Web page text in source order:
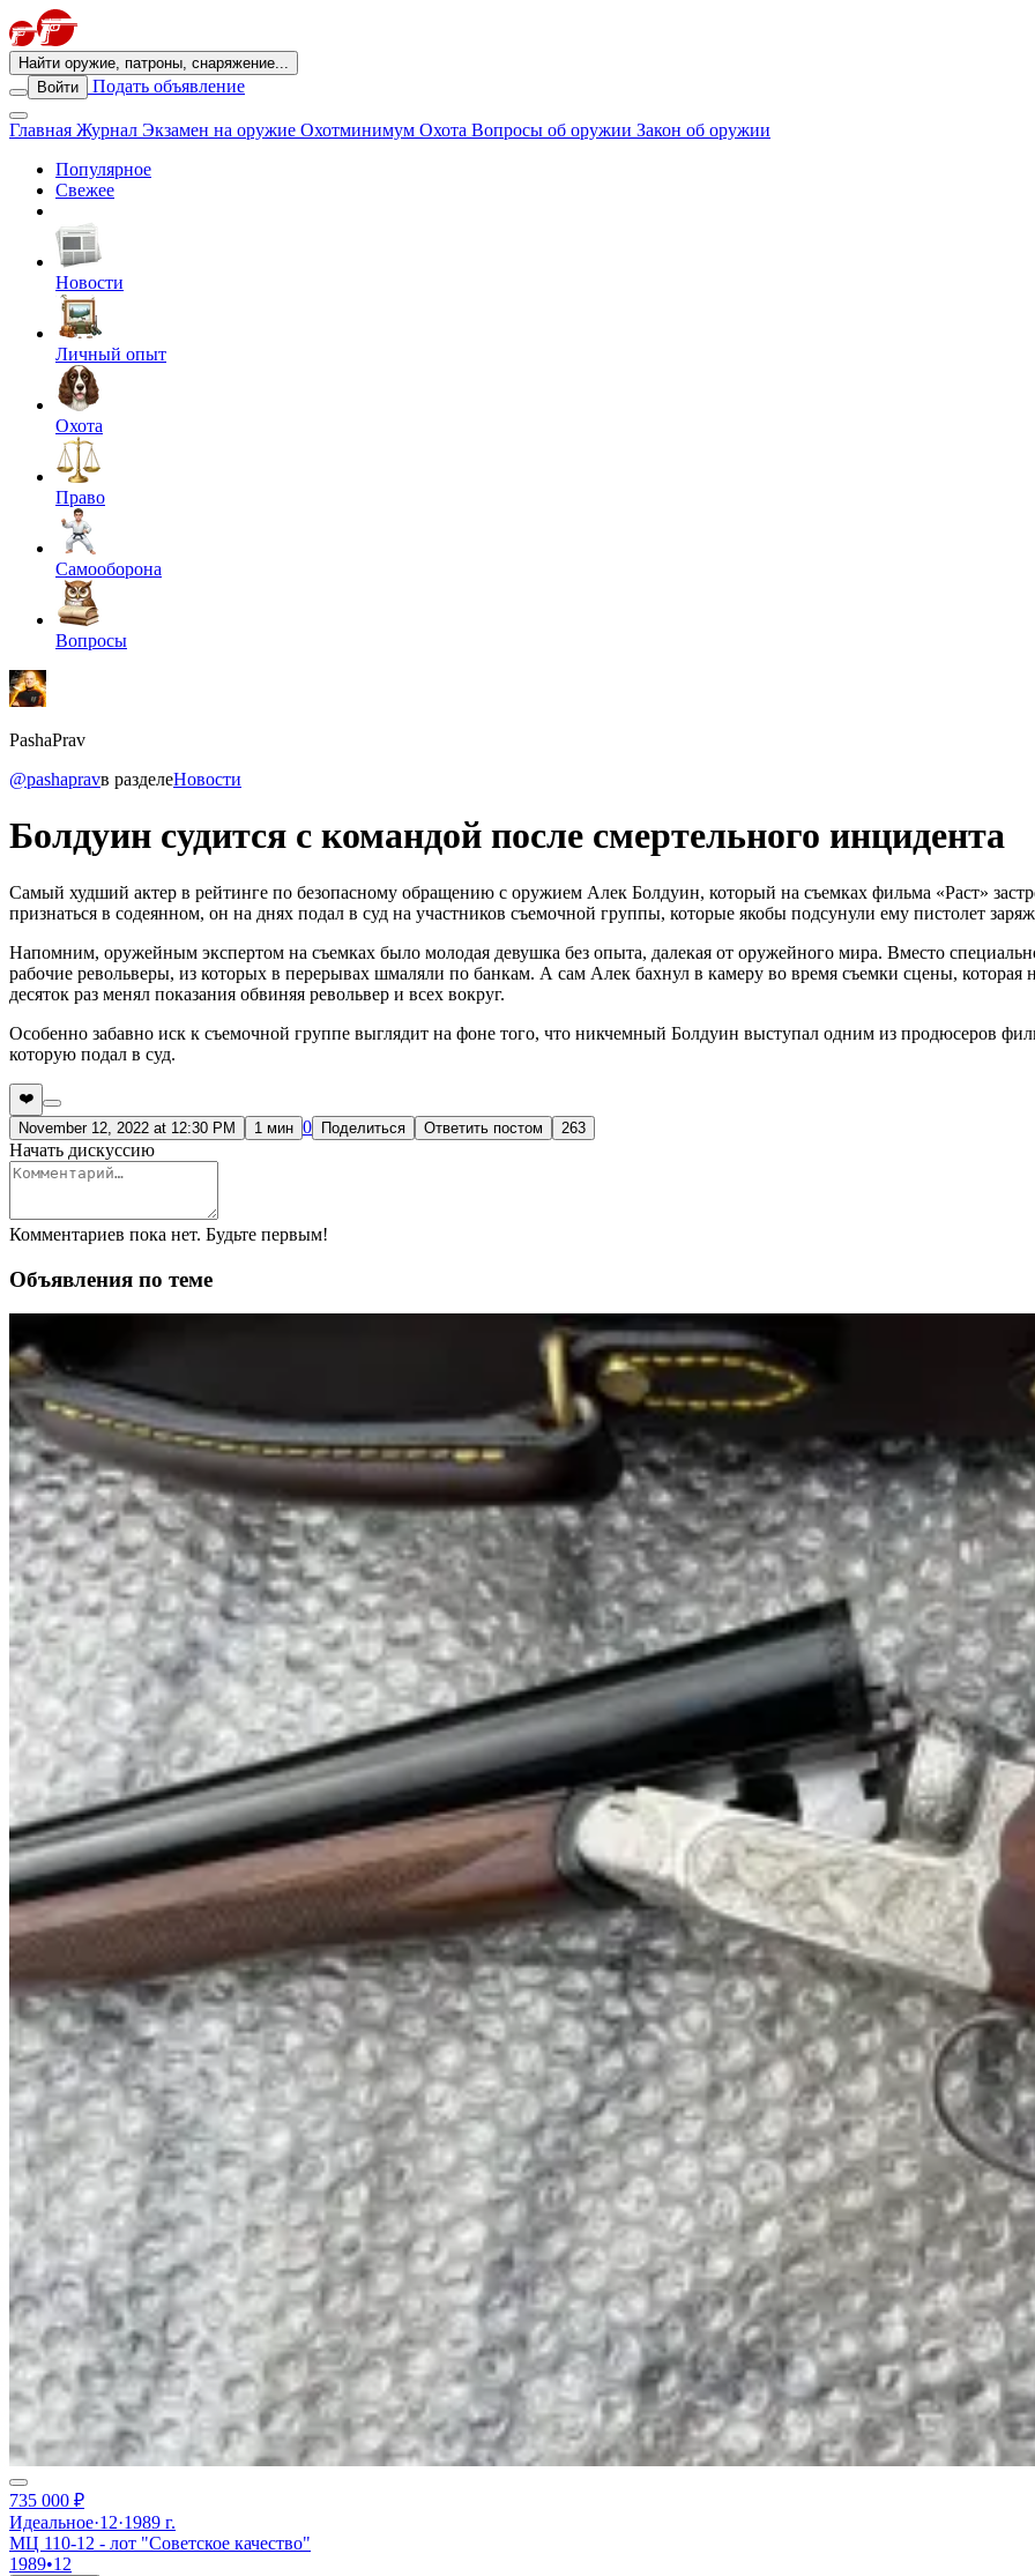
Найти оружие, патроны, снаряжение...
Войти
Подать объявление
Главная Журнал Экзамен на оружие Охотминимум Охота Вопросы об оружии Закон об оружии
Популярное
Свежее
Новости
Личный опыт
Охота
Право
Самооборона
Вопросы
PashaPrav
@pashapravв разделеНовости
Болдуин судится с командой после смертельного инцидента
Самый худший актер в рейтинге по безопасному обращению с оружием Алек Болдуин, который на съемках фильма «Раст»
признаться в содеянном, он на днях подал в суд на участников съемочной группы, которые якобы подсунули ему пистолет
Напомним, оружейным экспертом на съемках было молодая девушка без опыта, далекая от оружейного мира. Вместо
рабочие револьверы, из которых в перерывах шмаляли по банкам. А сам Алек бахнул в камеру во время съемки сцены, которая
десяток раз менял показания обвиняя револьвер и всех вокруг.
Особенно забавно иск к съемочной группе выглядит на фоне того, что никчемный Болдуин выступал одним из продюсеров
которую подал в суд.
❤️
November 12, 2022 at 12:30 PM
1 мин 0 Поделиться Ответить постом 263
Начать дискуссию
Комментариев пока нет. Будьте первым!
Объявления по теме
735 000 ₽
Идеальное·12·1989 г.
МЦ 110-12 - лот "Советское качество"
1989•12